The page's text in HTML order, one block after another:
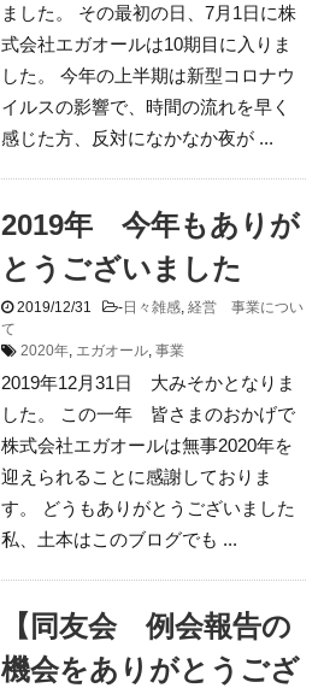
ました。 その最初の日、7月1日に株
式会社エガオールは10期目に入りま
した。 今年の上半期は新型コロナウ
イルスの影響で、時間の流れを早く
感じた方、反対になかなか夜が ...
2019年 今年もありが
とうございました
2019/12/31 -日々雑感, 経営 事業につい
て
2020年, エガオール, 事業
2019年12月31日 大みそかとなりま
した。 この一年 皆さまのおかげで
株式会社エガオールは無事2020年を
迎えられることに感謝しておりま
す。 どうもありがとうございました
私、土本はこのブログでも ...
【同友会 例会報告の
機会をありがとうござ